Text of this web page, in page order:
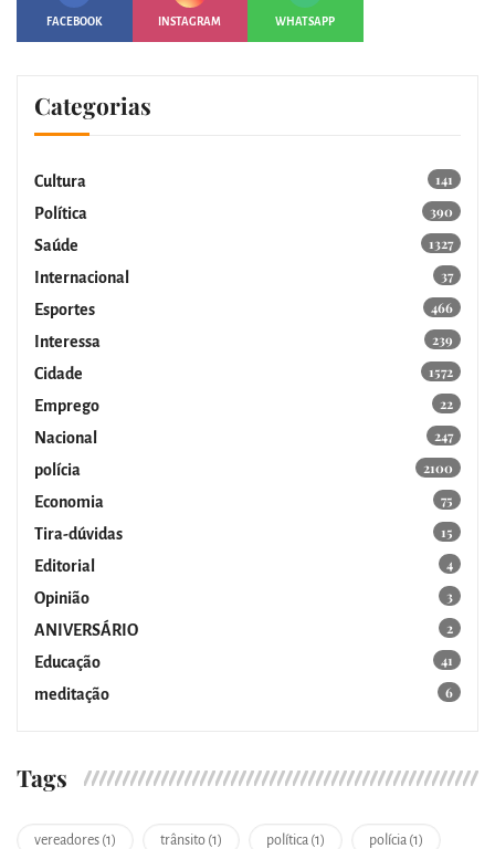
FACEBOOK INSTAGRAM WHATSAPP
Categorias
Cultura
141
Política
390
Saúde
1327
Internacional
37
Esportes
466
Interessa
239
Cidade
1572
Emprego
22
Nacional
247
polícia
2100
Economia
75
Tira-dúvidas
15
Editorial
4
Opinião
3
ANIVERSÁRIO
2
Educação
41
meditação
6
Tags
vereadores (1) trânsito (1) política (1) polícia (1)